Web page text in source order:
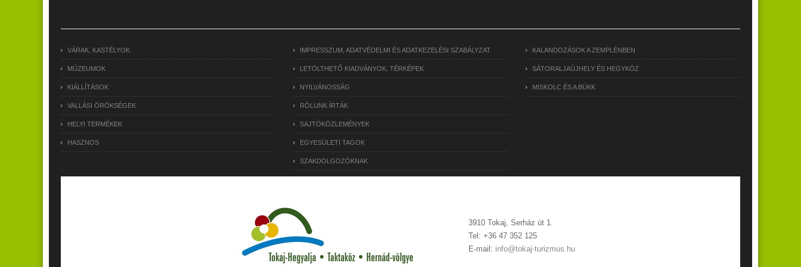
VÁRAK, KASTÉLYOK
MÚZEUMOK
KIÁLLÍTÁSOK
VALLÁSI ÖRÖKSÉGEK
HELYI TERMÉKEK
HASZNOS
IMPRESSZUM, ADATVÉDELMI ÉS ADATKEZELÉSI SZABÁLYZAT
LETÖLTHETŐ KIADVÁNYOK, TÉRKÉPEK
NYILVÁNOSSÁG
RÓLUNK ÍRTÁK
SAJTÓKÖZLEMÉNYEK
EGYESÜLETI TAGOK
SZAKDOLGOZÓKNAK
KALANDOZÁSOK A ZEMPLÉNBEN
SÁTORALJAÚJHELY ÉS HEGYKÖZ
MISKOLC ÉS A BÜKK
3910 Tokaj, Serház út 1.
Tel: +36 47 352 125
E-mail: info@tokaj-turizmus.hu